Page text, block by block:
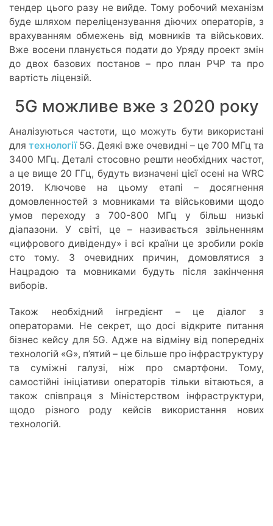
тендер цього разу не вийде. Тому робочий механізм
буде шляхом переліцензування діючих операторів, з
врахуванням обмежень від мовників та військових.
Вже восени планується подати до Уряду проект змін
до двох базових постанов – про план РЧР та про
вартість ліцензій.
5G можливе вже з 2020 року
Аналізуються частоти, що можуть бути використані
для технології5G. Деякі вже очевидні – це 700 МГц та
3400 МГц. Деталі стосовно решти необхідних частот,
а це вище 20 ГГц, будуть визначені цієї осені на WRC
2019. Ключове на цьому етапі – досягнення
домовленностей з мовниками та військовими щодо
умов переходу з 700-800 МГц у більш низькі
діапазони. У світі, це – називається звільненням
«цифрового дивіденду» і всі країни це зробили років
сто тому. З очевидних причин, домовлятися з
Нацрадою та мовниками будуть після закінчення
виборів.
Також необхідний інгредієнт – це діалог з
операторами. Не секрет, що досі відкрите питання
бізнес кейсу для 5G. Адже на відміну від попередніх
технологій «G», п’ятий – це більше про інфраструктуру
та суміжні галузі, ніж про смартфони. Тому,
самостійні ініціативи операторів тільки вітаються, а
також співпраця з Міністерством інфраструктури,
щодо різного роду кейсів використання нових
технологій.